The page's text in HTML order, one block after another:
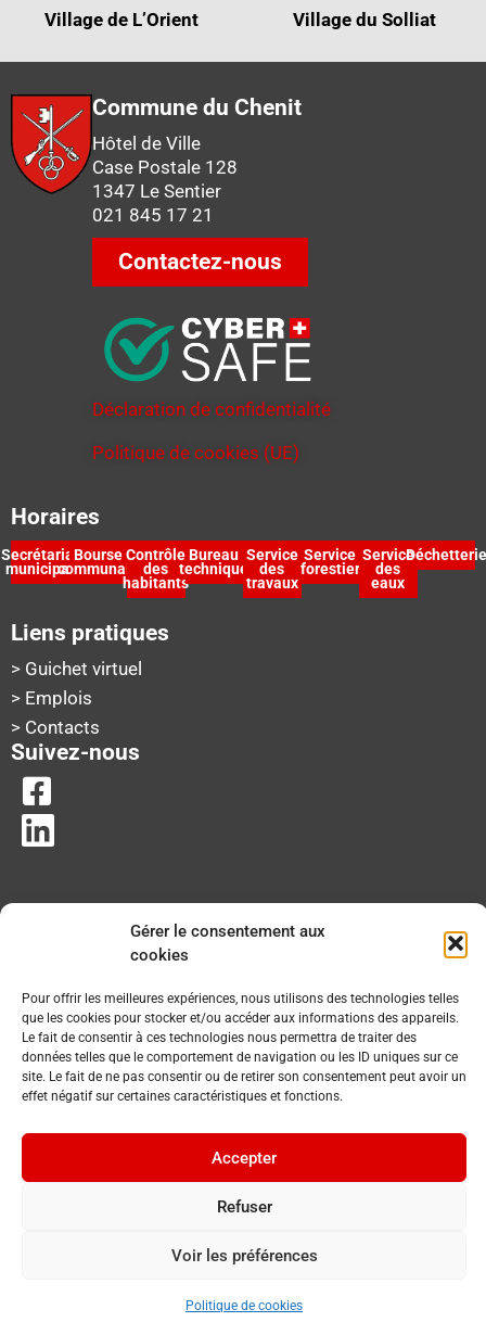
Gérer le consentement aux
cookies
Pour offrir les meilleures expériences, nous utilisons des technologies telles
que les cookies pour stocker et/ou accéder aux informations des appareils.
Le fait de consentir à ces technologies nous permettra de traiter des
données telles que le comportement de navigation ou les ID uniques sur ce
site. Le fait de ne pas consentir ou de retirer son consentement peut avoir un
effet négatif sur certaines caractéristiques et fonctions.
Accepter
Refuser
Voir les préférences
Politique de cookies
Village de L’Orient Village du Solliat
Commune du Chenit
Hôtel de Ville
Case Postale 128
1347 Le Sentier
021 845 17 21
Contactez-nous
Déclaration de confidentialité
Politique de cookies (UE)
Horaires
Secrétariat
municipal
Bourse
communale
Contrôle
des
habitants
Bureau
technique
Service
des
travaux
Service
forestier
Service
des
eaux
Déchetterie
Liens pratiques
> Guichet virtuel
> Emplois
> Contacts
Suivez-nous